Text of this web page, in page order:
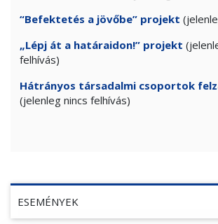
ESEMÉNYEK
“Befektetés a jövőbe” projekt
„Lépj át a határaidon!” projekt
felhívás)
Hátrányos társadalmi csoportok
(jelenleg nincs felhívás)